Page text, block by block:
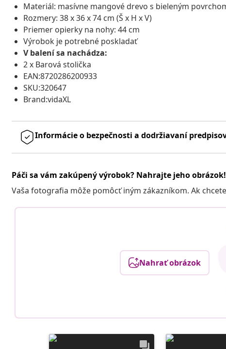
Materiál: masívne mangové drevo s bieleným
Rozmery: 38 x 36 x 74 cm (Š x H x V)
Priemer opierky na nohy: 44 cm
Výrobok je potrebné poskladať
V balení sa nachádza:
2 x Barová stolička
EAN:8720286200933
SKU:320647
Brand:vidaXL
Informácie o bezpečnosti a dodržiavaní
Páči sa vám zakúpený výrobok? Nahrajte jeho obrázok!
Vaša fotografia môže pomôcť iným zákazníkom. Ak
Nahrať obrázok